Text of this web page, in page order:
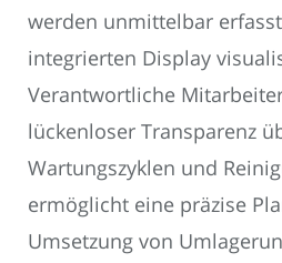
werden unmittelbar
integrierten Display
Verantwortliche
lückenloser Transparenz
Wartungszyklen und
ermöglicht eine präzise
Umsetzung von